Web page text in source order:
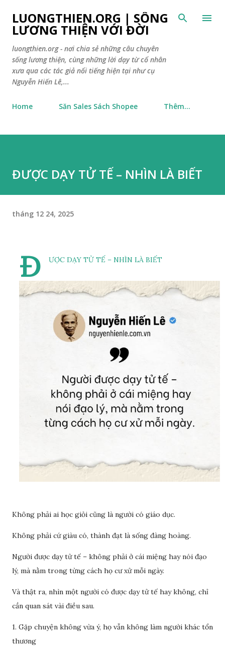
Chuyển đến nội dung chính
LUONGTHIEN.ORG | SỐNG
LƯƠNG THIỆN VỚI ĐỜI
luongthien.org - nơi chia sẻ những câu chuyên
sống lương thiện, cùng những lời dạy từ cổ nhân
xưa qua các tác giả nổi tiếng hiện tại như cụ
Nguyễn Hiến Lê,...
Home Săn Sales Sách Shopee Thêm…
ĐƯỢC DẠY TỬ TẾ – NHÌN LÀ BIẾT
tháng 12 24, 2025
Đ ƯỢC DẠY TỬ TẾ – NHÌN LÀ BIẾT
Không phải ai học giỏi cũng là người có giáo dục.
Không phải cứ giàu có, thành đạt là sống đàng hoàng.
Người được dạy tử tế – không phải ở cái miệng hay nói đạo
lý, mà nằm trong từng cách họ cư xử mỗi ngày.
Và thật ra, nhìn một người có được dạy tử tế hay không, chỉ
cần quan sát vài điều sau.
1. Gặp chuyện không vừa ý, họ vẫn không làm người khác tổn
thương